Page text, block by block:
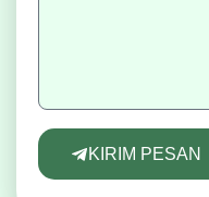
KIRIM PESAN